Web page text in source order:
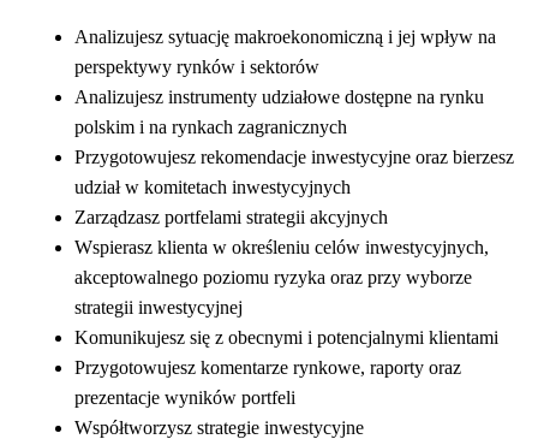
Analizujesz sytuację makroekonomiczną i jej wpływ na
perspektywy rynków i sektorów
Analizujesz instrumenty udziałowe dostępne na rynku
polskim i na rynkach zagranicznych
Przygotowujesz rekomendacje inwestycyjne oraz bierzesz
udział w komitetach inwestycyjnych
Zarządzasz portfelami strategii akcyjnych
Wspierasz klienta w określeniu celów inwestycyjnych,
akceptowalnego poziomu ryzyka oraz przy wyborze
strategii inwestycyjnej
Komunikujesz się z obecnymi i potencjalnymi klientami
Przygotowujesz komentarze rynkowe, raporty oraz
prezentacje wyników portfeli
Współtworzysz strategie inwestycyjne